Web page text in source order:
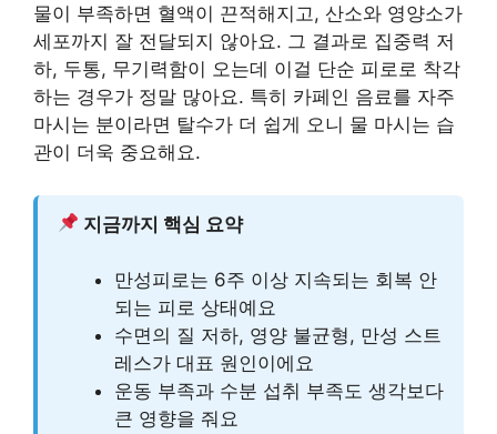
물이 부족하면 혈액이 끈적해지고, 산소와 영양소가
세포까지 잘 전달되지 않아요. 그 결과로 집중력 저
하, 두통, 무기력함이 오는데 이걸 단순 피로로 착각
하는 경우가 정말 많아요. 특히 카페인 음료를 자주
마시는 분이라면 탈수가 더 쉽게 오니 물 마시는 습
관이 더욱 중요해요.
지금까지 핵심 요약
만성피로는 6주 이상 지속되는 회복 안
되는 피로 상태예요
수면의 질 저하, 영양 불균형, 만성 스트
레스가 대표 원인이에요
운동 부족과 수분 섭취 부족도 생각보다
큰 영향을 줘요